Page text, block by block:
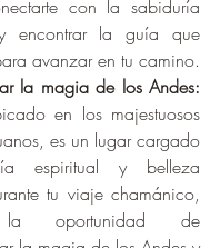
con la sabiduría
encontrar la guía que
avanzar en tu camino.
la magia de los Andes:
en los majestuosos
es un lugar cargado
espiritual y belleza
tu viaje chamánico,
la oportunidad de